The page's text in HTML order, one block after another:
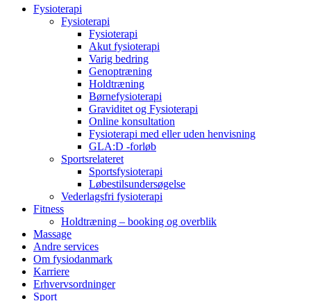
Fysioterapi
Fysioterapi
Fysioterapi
Akut fysioterapi
Varig bedring
Genoptræning
Holdtræning
Børnefysioterapi
Graviditet og Fysioterapi
Online konsultation
Fysioterapi med eller uden henvisning
GLA:D -forløb
Sportsrelateret
Sportsfysioterapi
Løbestilsundersøgelse
Vederlagsfri fysioterapi
Fitness
Holdtræning – booking og overblik
Massage
Andre services
Om fysiodanmark
Karriere
Erhvervsordninger
Sport